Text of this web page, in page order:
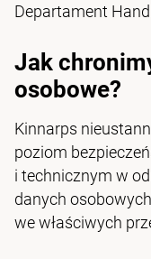
Departament
Jak
osobowe?
Kinnarps
poziom
i technicznym w
danych
we właściwych